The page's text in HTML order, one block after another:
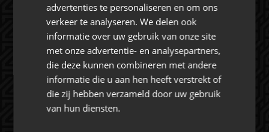
Rat Verlegh Stadion
4815 NC Breda
commercie@nac.nl
advertenties te personaliseren en om ons
verkeer te analyseren. We delen ook
informatie over uw gebruik van onze site
met onze advertentie- en analysepartners,
die deze kunnen combineren met andere
informatie die u aan hen heeft verstrekt of
die zij hebben verzameld door uw gebruik
van hun diensten.